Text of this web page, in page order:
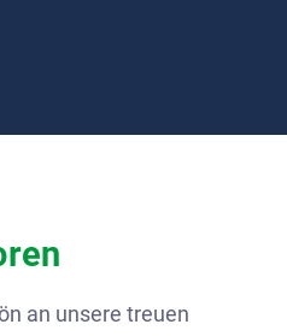
an unsere treuen